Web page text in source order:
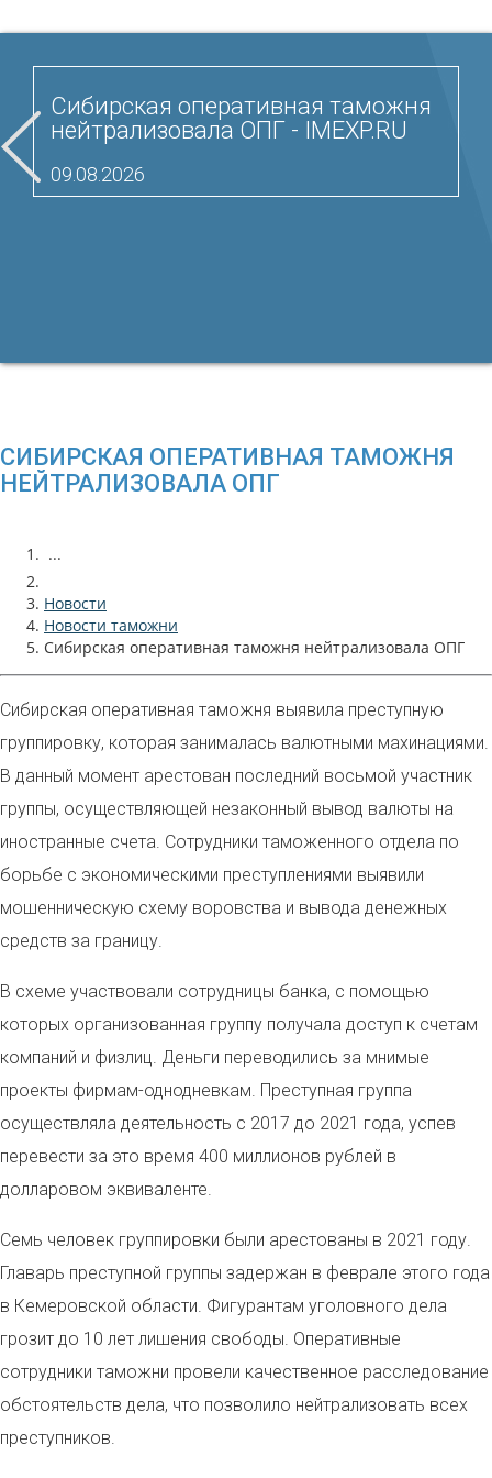
Сибирская оперативная таможня
нейтрализовала ОПГ - IMEXP.RU
09.08.2026
СИБИРСКАЯ ОПЕРАТИВНАЯ ТАМОЖНЯ
НЕЙТРАЛИЗОВАЛА ОПГ
...
Новости
Новости таможни
Сибирская оперативная таможня нейтрализовала ОПГ
Сибирская оперативная таможня выявила преступную
группировку, которая занималась валютными махинациями.
В данный момент арестован последний восьмой участник
группы, осуществляющей незаконный вывод валюты на
иностранные счета. Сотрудники таможенного отдела по
борьбе с экономическими преступлениями выявили
мошенническую схему воровства и вывода денежных
средств за границу.
В схеме участвовали сотрудницы банка, с помощью
которых организованная группу получала доступ к счетам
компаний и физлиц. Деньги переводились за мнимые
проекты фирмам-однодневкам. Преступная группа
осуществляла деятельность с 2017 до 2021 года, успев
перевести за это время 400 миллионов рублей в
долларовом эквиваленте.
Семь человек группировки были арестованы в 2021 году.
Главарь преступной группы задержан в феврале этого года
в Кемеровской области. Фигурантам уголовного дела
грозит до 10 лет лишения свободы. Оперативные
сотрудники таможни провели качественное расследование
обстоятельств дела, что позволило нейтрализовать всех
преступников.